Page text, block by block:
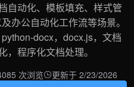
自动化、模板填充、样式管
办公自动化工作流等场景。
docx，docx.js，文档
程序化文档处理。
次浏览 更新于 2/23/2026